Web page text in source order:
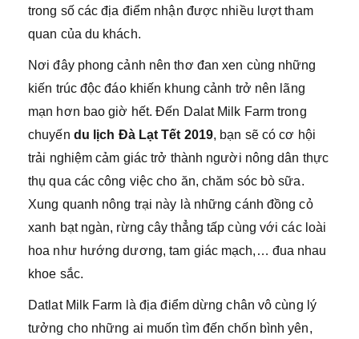
trong số các địa điểm nhận được nhiều lượt tham
quan của du khách.
Nơi đây phong cảnh nên thơ đan xen cùng những
kiến trúc độc đáo khiến khung cảnh trở nên lãng
mạn hơn bao giờ hết. Đến Dalat Milk Farm trong
chuyến du lịch Đà Lạt Tết 2019, bạn sẽ có cơ hội
trải nghiệm cảm giác trở thành người nông dân thực
thụ qua các công việc cho ăn, chăm sóc bò sữa.
Xung quanh nông trại này là những cánh đồng cỏ
xanh bạt ngàn, rừng cây thẳng tấp cùng với các loài
hoa như hướng dương, tam giác mạch,… đua nhau
khoe sắc.
Datlat Milk Farm là địa điểm dừng chân vô cùng lý
tưởng cho những ai muốn tìm đến chốn bình yên,